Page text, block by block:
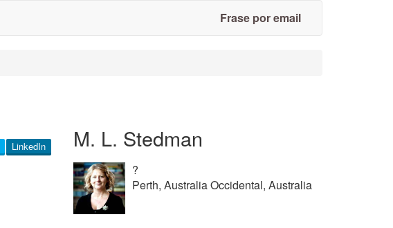
Frase por email
LinkedIn M. L. Stedman
?
Perth, Australia Occidental, Australia